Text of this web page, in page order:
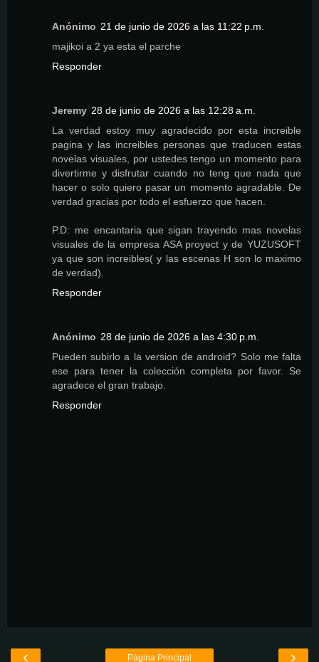
Anónimo 21 de junio de 2026 a las 11:22 p.m.
majikoi a 2 ya esta el parche
Responder
Jeremy 28 de junio de 2026 a las 12:28 a.m.
La verdad estoy muy agradecido por esta increible
pagina y las increibles personas que traducen estas
novelas visuales, por ustedes tengo un momento para
divertirme y disfrutar cuando no teng que nada que
hacer o solo quiero pasar un momento agradable. De
verdad gracias por todo el esfuerzo que hacen.
P.D: me encantaria que sigan trayendo mas novelas
visuales de la empresa ASA proyect y de YUZUSOFT
ya que son increibles( y las escenas H son lo maximo
de verdad).
Responder
Anónimo 28 de junio de 2026 a las 4:30 p.m.
Pueden subirlo a la version de android? Solo me falta
ese para tener la colección completa por favor. Se
agradece el gran trabajo.
Responder
‹ ›
Página Principal